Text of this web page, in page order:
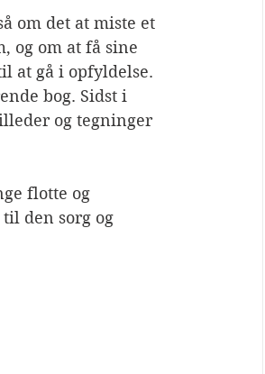
om det at miste et
og om at få sine
at gå i opfyldelse.
bog. Sidst i
og tegninger
flotte og
den sorg og